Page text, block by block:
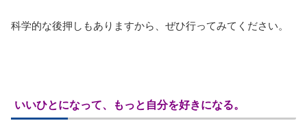
科学的な後押しもありますから、ぜひ行ってみてください。
いいひとになって、もっと自分を好きになる。